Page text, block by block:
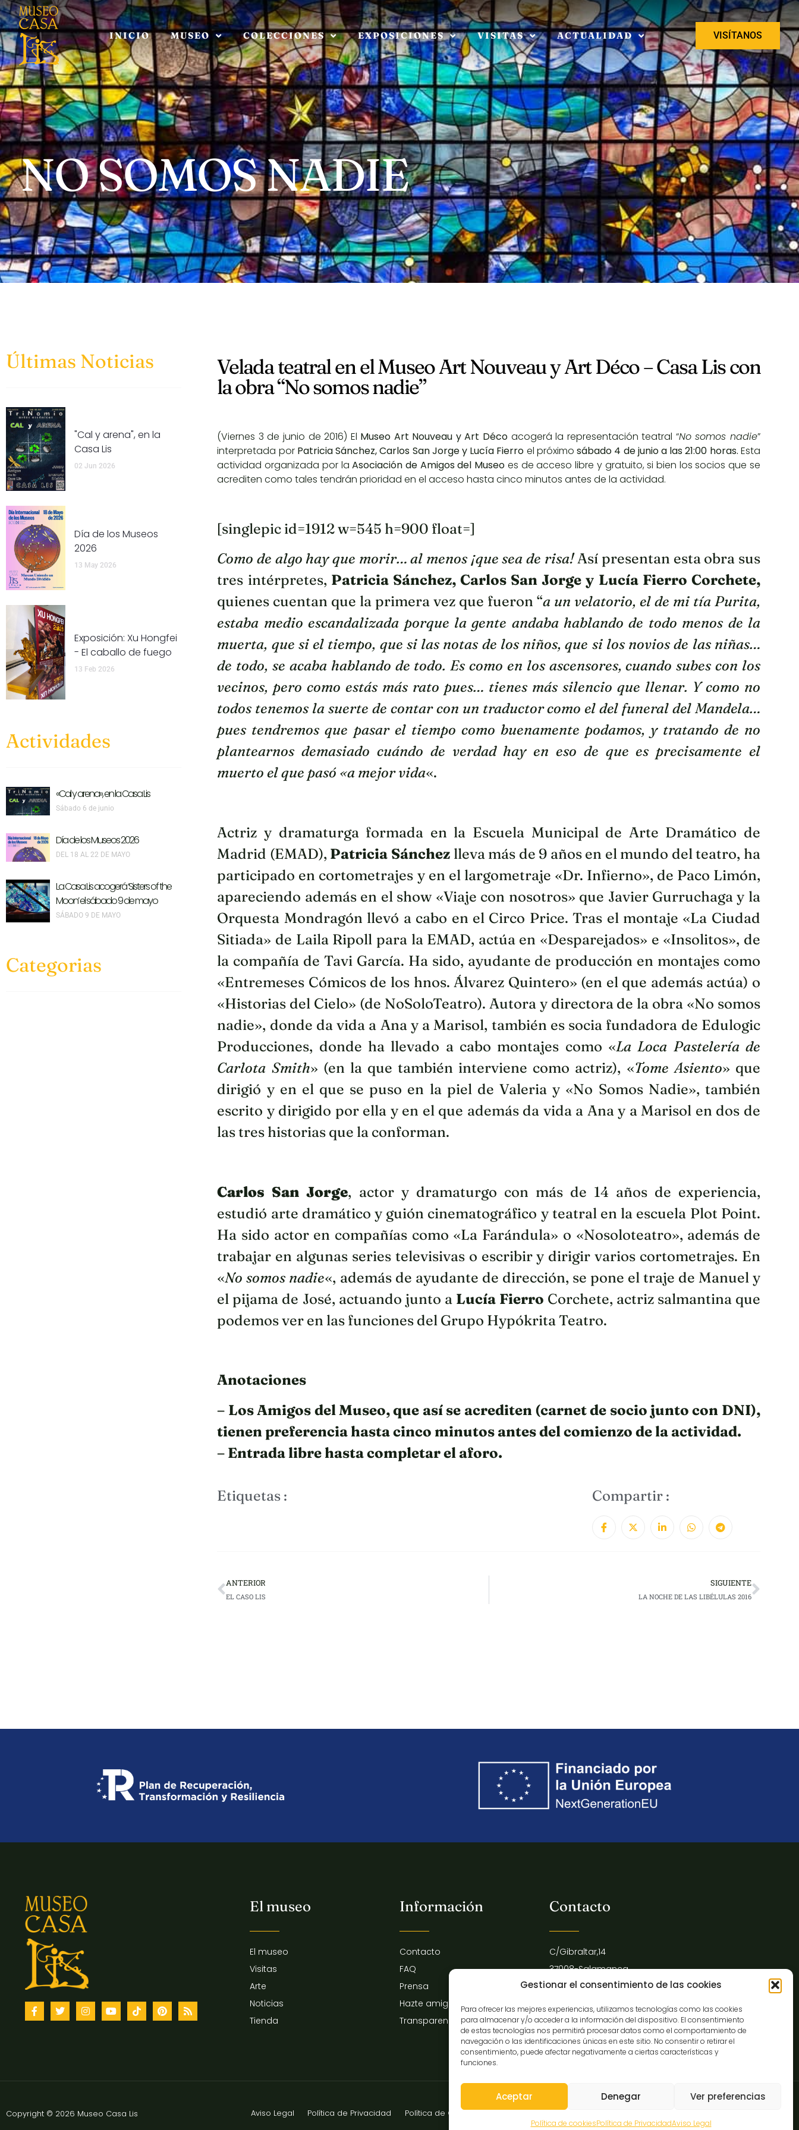
Gestionar el consentimiento de las cookies
Para ofrecer las mejores experiencias, utilizamos tecnologías como las cookies
para almacenar y/o acceder a la información del dispositivo. El consentimiento
de estas tecnologías nos permitirá procesar datos como el comportamiento de
navegación o las identificaciones únicas en este sitio. No consentir o retirar el
consentimiento, puede afectar negativamente a ciertas características y
funciones.
Aceptar Denegar Ver preferencias
Política de cookiesPolítica de PrivacidadAviso Legal
INICIO MUSEO COLECCIONES EXPOSICIONES VISITAS ACTUALIDAD VISÍTANOS
NO SOMOS NADIE
Últimas Noticias
"Cal y arena", en la
Casa Lis
02 Jun 2026
Día de los Museos
2026
13 May 2026
Exposición: Xu Hongfei
- El caballo de fuego
13 Feb 2026
Actividades
«Cal y arena», en la Casa Lis
Sábado 6 de junio
Día de los Museos 2026
DEL 18 AL 22 DE MAYO
La Casa Lis acogerá ‘Sisters of the
Moon’ el sábado 9 de mayo
SÁBADO 9 DE MAYO
Categorias
Velada teatral en el Museo Art Nouveau y Art Déco – Casa Lis con
la obra “No somos nadie”
(Viernes 3 de junio de 2016) El Museo Art Nouveau y Art Déco acogerá la representación teatral “No somos nadie”
interpretada por Patricia Sánchez, Carlos San Jorge y Lucía Fierro el próximosábado 4 de junio a las 21:00 horas. Esta
actividad organizada por la Asociación de Amigos del Museo es de acceso libre y gratuito, si bien los socios que se
acrediten como tales tendrán prioridad en el acceso hasta cinco minutos antes de la actividad.
[singlepic id=1912 w=545 h=900 float=]
Como de algo hay que morir… al menos ¡que sea de risa!Así presentan esta obra sus
tres intérpretes, Patricia Sánchez, Carlos San Jorge y Lucía Fierro Corchete,
quienes cuentan que la primera vez que fueron “a un velatorio, el de mi tía Purita,
estaba medio escandalizada porque la gente andaba hablando de todo menos de la
muerta, que si el tiempo, que si las notas de los niños, que si los novios de las niñas…
de todo, se acaba hablando de todo. Es como en los ascensores, cuando subes con los
vecinos, pero como estás más rato pues… tienes más silencio que llenar. Y como no
todos tenemos la suerte de contar con un traductor como el del funeral del Mandela…
pues tendremos que pasar el tiempo como buenamente podamos, y tratando de no
plantearnos demasiado cuándo de verdad hay en eso de que es precisamente el
muerto el que pasó «a mejor vida«.
Actriz y dramaturga formada en la Escuela Municipal de Arte Dramático de
Madrid (EMAD), Patricia Sánchez lleva más de 9 años en el mundo del teatro, ha
participado en cortometrajes y en el largometraje «Dr. Infierno», de Paco Limón,
apareciendo además en el show «Viaje con nosotros» que Javier Gurruchaga y la
Orquesta Mondragón llevó a cabo en el Circo Price. Tras el montaje «La Ciudad
Sitiada» de Laila Ripoll para la EMAD, actúa en «Desparejados» e «Insolitos», de
la compañía de Tavi García. Ha sido, ayudante de producción en montajes como
«Entremeses Cómicos de los hnos. Álvarez Quintero» (en el que además actúa) o
«Historias del Cielo» (de NoSoloTeatro). Autora y directora de la obra «No somos
nadie», donde da vida a Ana y a Marisol, también es socia fundadora de Edulogic
Producciones, donde ha llevado a cabo montajes como «La Loca Pastelería de
Carlota Smith» (en la que también interviene como actriz), «Tome Asiento» que
dirigió y en el que se puso en la piel de Valeria y «No Somos Nadie», también
escrito y dirigido por ella y en el que además da vida a Ana y a Marisol en dos de
las tres historias que la conforman.
Carlos San Jorge, actor y dramaturgo con más de 14 años de experiencia,
estudió arte dramático y guión cinematográfico y teatral en la escuela Plot Point.
Ha sido actor en compañías como «La Farándula» o «Nosoloteatro», además de
trabajar en algunas series televisivas o escribir y dirigir varios cortometrajes. En
«No somos nadie«, además de ayudante de dirección, se pone el traje de Manuel y
el pijama de José, actuando junto a Lucía Fierro Corchete, actriz salmantina que
podemos ver en las funciones del Grupo Hypókrita Teatro.
Anotaciones
– Los Amigos del Museo, que así se acrediten (carnet de socio junto con DNI),
tienen preferencia hasta cinco minutos antes del comienzo de la actividad.
– Entrada libre hasta completar el aforo.
Etiquetas : Compartir :
ANTERIOR
EL CASO LIS
SIGUIENTE
LA NOCHE DE LAS LIBÉLULAS 2016
El museo
El museo
Visitas
Arte
Noticias
Tienda
Información
Contacto
FAQ
Prensa
Hazte amigo del museo
Transparencia
Contacto
C/Gibraltar,14
37008-Salamanca
923 12 14 25
comunicacion@museocasalis.org
Copyright © 2026 Museo Casa Lis Aviso Legal Política de Privacidad Política de CookiesDeclaración de Accesibilidad